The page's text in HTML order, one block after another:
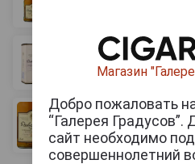
Магазин
Добро пожаловать
“Галерея Градусов”.
сайт необходимо
совершеннолетний